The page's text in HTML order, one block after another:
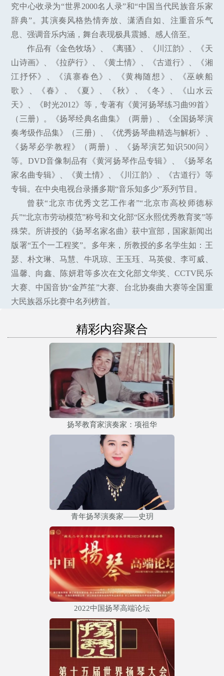
究中心收录为“世界2000名人录”和“中国当代民族音乐家
辞典”。其演奏风格热情奔放、潇洒自如、注重音乐气
息、强调音乐内涵，舞台表现极具震撼、感人倍至。
作品有《金色牧场》、《离骚》、《川江韵》、《天
山诗画》、《拉萨行》、《黄土情》、《古道行》、《湘
江抒怀》、《滇寨春色》、《黄梅随想》、《巫峡船
歌》、《春》、《夏》、《秋》、《冬》、《山水云
天》、《时光2012》等，专著有《黄河扬琴练习曲99首》
（三册）。《扬琴经典名曲集》（两册）、《全国扬琴演
奏考级作品集》（三册）、《优秀扬琴曲精选与解析》、
《扬琴必学教程》（两册）、《扬琴演艺知识500问》
等。DVD音像制品有《黄河扬琴作品专辑》、《扬琴名
家名曲专辑》、《黄土情》、《川江韵》、《古道行》等
专辑。在中央电视台录播多期“音乐知多少”系列节目。
曾获“北京市优秀文艺工作者”“北京市高校师德标
兵”“北京市劳动模范”称号和文化部“区永熙优秀教育奖”等
殊荣。所讲授的《扬琴名家名曲》获中宣部，国家新闻出
版署“五个一工程奖”。多年来，所教授的多名学生如：王
瑟、朴文琳、马慧、牛巩琼、王玉珏、马英俊、李可威、
温馨、向鑫、陈妍君等多次在文化部文华奖、CCTV民乐
大赛、中国音协“金芦笙”大赛、台北协奏曲大赛等全国重
大民族器乐比赛中名列榜首。
精彩内容聚合
扬琴教育家演奏家：项祖华
青年扬琴演奏家——史玥
2022中国扬琴高端论坛